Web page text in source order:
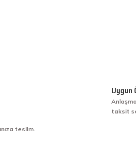
teslim.
Uygun
taksit